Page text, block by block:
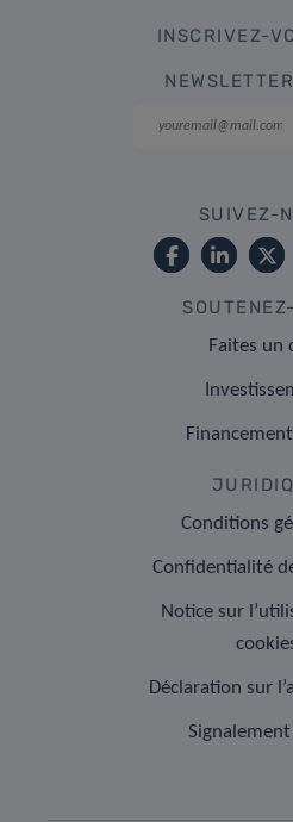
INSCRIVEZ-
SUIVEZ-
Faites un
Conditions
Confidentialité
Notice sur
Déclaration sur
Signalement